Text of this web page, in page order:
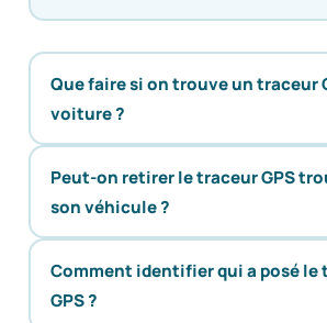
Que faire si on trouve un traceur
voiture ?
Peut-on retirer le traceur GPS
son véhicule ?
Comment identifier qui a posé le
GPS ?